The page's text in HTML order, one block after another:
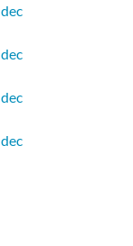
dec
dec
dec
dec